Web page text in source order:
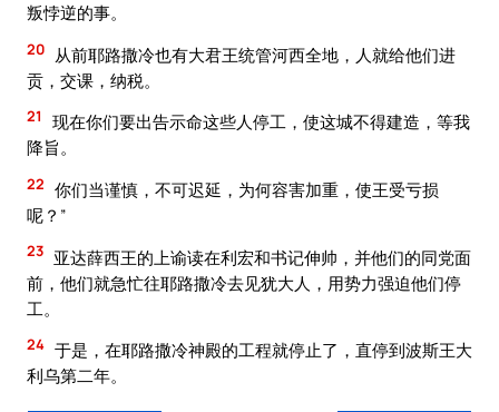
叛悖逆的事。
20
从前耶路撒冷也有大君王统管河西全地，人就给他们进
贡，交课，纳税。
21
现在你们要出告示命这些人停工，使这城不得建造，等我
降旨。
22 你们当谨慎，不可迟延，为何容害加重，使王受亏损
呢？”
23 亚达薛西王的上谕读在利宏和书记伸帅，并他们的同党面
前，他们就急忙往耶路撒冷去见犹大人，用势力强迫他们停
工。
24 于是，在耶路撒冷神殿的工程就停止了，直停到波斯王大
利乌第二年。